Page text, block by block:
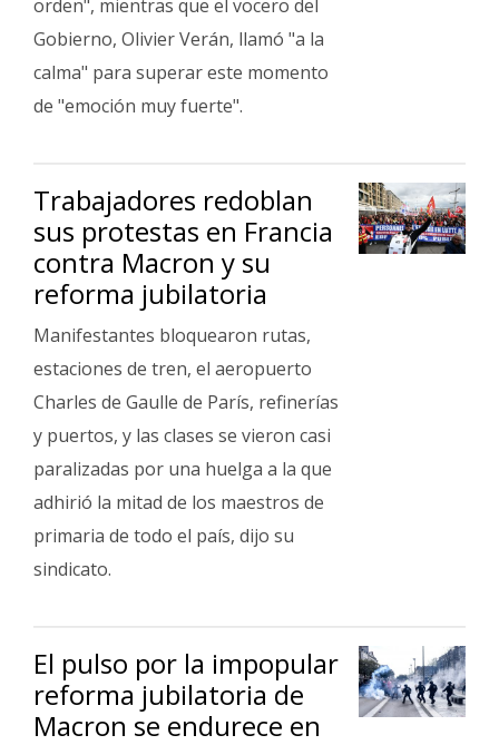
orden", mientras que el vocero del
Gobierno, Olivier Verán, llamó "a la
calma" para superar este momento
de "emoción muy fuerte".
Trabajadores redoblan
sus protestas en Francia
contra Macron y su
reforma jubilatoria
Manifestantes bloquearon rutas,
estaciones de tren, el aeropuerto
Charles de Gaulle de París, refinerías
y puertos, y las clases se vieron casi
paralizadas por una huelga a la que
adhirió la mitad de los maestros de
primaria de todo el país, dijo su
sindicato.
El pulso por la impopular
reforma jubilatoria de
Macron se endurece en